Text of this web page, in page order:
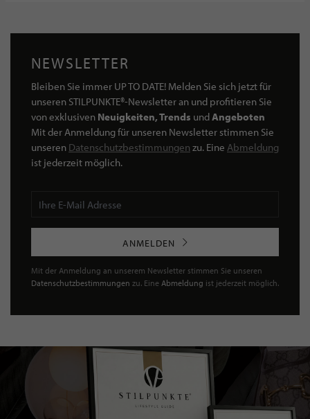
NEWSLETTER
Bleiben Sie immer UP TO DATE! Melden Sie sich jetzt für
unseren STILPUNKTE®-Newsletter an und profitieren Sie
von exklusiven Neuigkeiten, Trends undAngeboten
Mit der Anmeldung für unseren Newsletter stimmen Sie
unseren Datenschutzbestimmungen zu. Eine Abmeldung
ist jederzeit möglich.
ANMELDEN
Mit der Anmeldung an unserem Newsletter stimmen Sie unseren
Datenschutzbestimmungen zu. Eine Abmeldung ist jederzeit möglich.